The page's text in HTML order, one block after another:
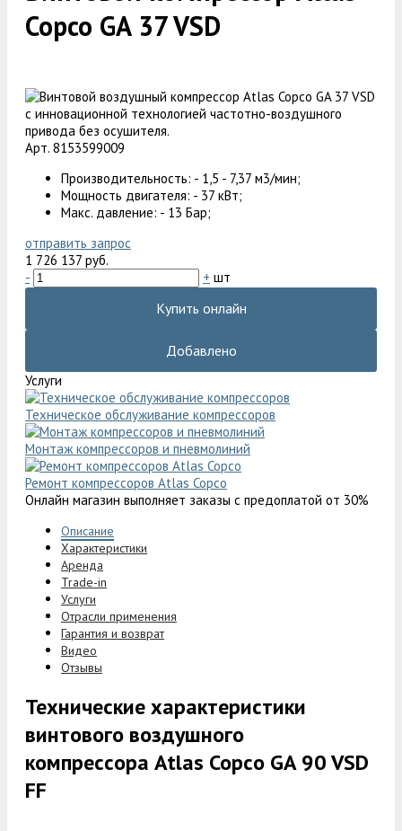
Copco GA 37 VSD
Арт. 8153599009
Производительность: - 1,5 - 7,37 м3/мин;
Мощность двигателя: - 37 кВт;
Макс. давление: - 13 Бар;
отправить запрос
1 726 137 руб.
-
+ шт
Купить онлайн
Добавлено
Услуги
Техническое обслуживание компрессоров
Монтаж компрессоров и пневмолиний
Ремонт компрессоров Atlas Copco
Онлайн магазин выполняет заказы с предоплатой от 30%
Описание
Характеристики
Аренда
Trade-in
Услуги
Отрасли применения
Гарантия и возврат
Видео
Отзывы
Технические характеристики
винтового воздушного
компрессора Atlas Copco GA 90 VSD
FF